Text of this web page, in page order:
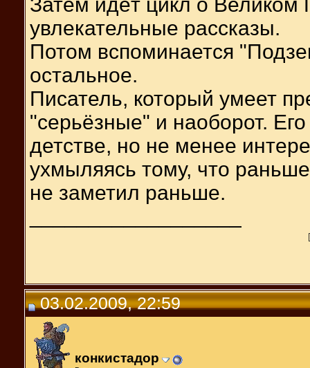
увлекательные рассказы.
Потом вспоминается
остальное.
Писатель, который умеет
"серьёзные" и наоборот.
детстве, но не менее
ухмыляясь тому, что
не заметил раньше.
03.02.2009, 22:59
конкистадор